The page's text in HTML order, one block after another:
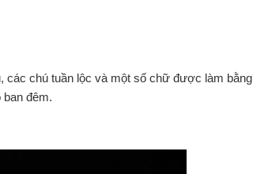
các chú tuần lộc và một số chữ được làm bằng
đêm.